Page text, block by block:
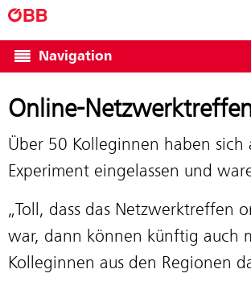
Navigation
Online-
Über 50 Kolleginnen haben sich
Experiment eingelassen und
„Toll, dass das Netzwerktreffen
war, dann können künftig auch
Kolleginnen aus den Regionen